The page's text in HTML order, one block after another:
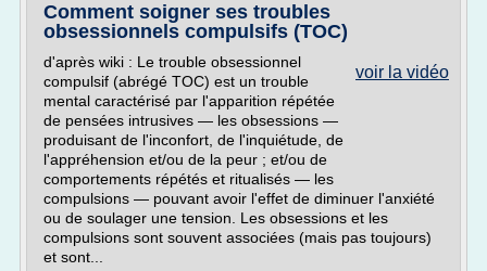
Comment soigner ses troubles
obsessionnels compulsifs (TOC)
voir la vidéo
d'après wiki : Le trouble obsessionnel
compulsif (abrégé TOC) est un trouble
mental caractérisé par l'apparition répétée
de pensées intrusives — les obsessions —
produisant de l'inconfort, de l'inquiétude, de
l'appréhension et/ou de la peur ; et/ou de
comportements répétés et ritualisés — les
compulsions — pouvant avoir l'effet de diminuer l'anxiété
ou de soulager une tension. Les obsessions et les
compulsions sont souvent associées (mais pas toujours)
et sont...